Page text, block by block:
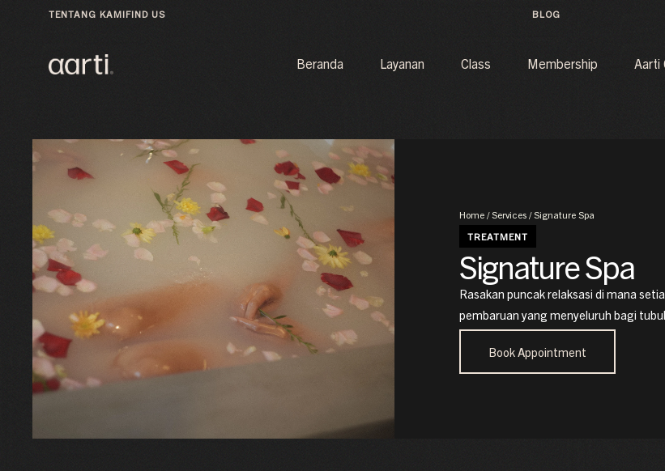
TENTANG KAMIFIND US BLOG
Beranda Layanan Class Membership Aarti
Home /Services / Signature Spa
TREATMENT
Signature Spa
Rasakan puncak relaksasi di mana
pembaruan yang menyeluruh bagi
Book Appointment